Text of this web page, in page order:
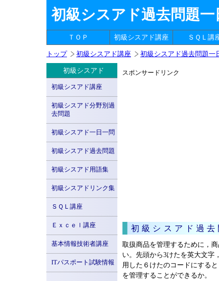
初級シスアド過去問題
ＴＯＰ 初級シスアド講座 ＳＱＬ講
トップ 初級シスアド講座 初級シスアド過去問題一
スポンサードリンク
初級シスアド過
取扱商品を管理するために，
い。先頭から3けたを英大文字
用した６けたのコードにする
を管理することができるか。
初級シスアド
初級シスアド講座
初級シスアド分野別過
去問題
初級シスアド一日一問
初級シスアド過去問題
初級シスアド用語集
初級シスアドリンク集
ＳＱＬ講座
Ｅｘｃｅｌ講座
基本情報技術者講座
ITパスポート試験情報